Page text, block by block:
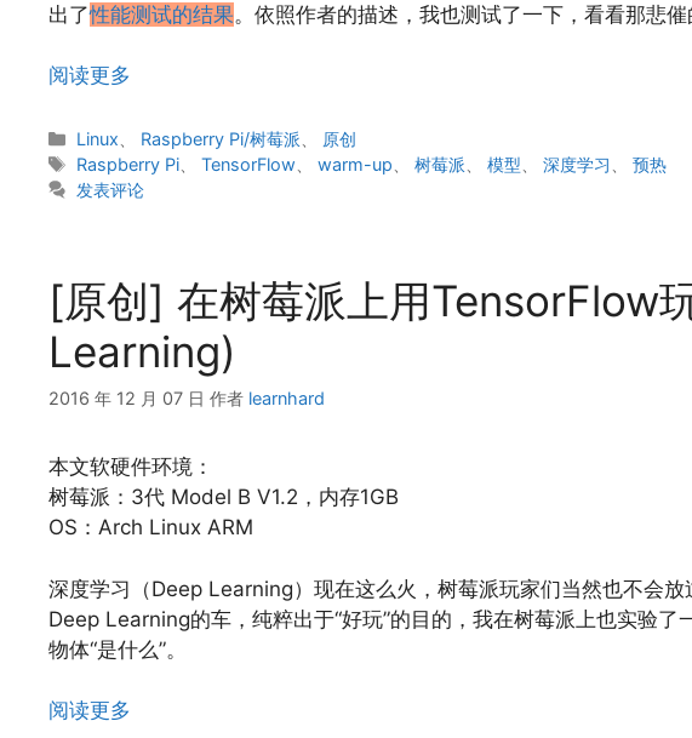
出了性能测试的结果。依照作者的描述，我也测试了一下，看看那悲
阅读更多
分
类
Linux Raspberry Pi/树莓派
原创
标
签
Raspberry Pi 、TensorFlow 、warm-up 、树莓派 、模型 、深度学习 、预热
发表评论
[原创] 在树莓派上用TensorFlow
Learning)
2016 年 12 月 07 日 作者 learnhard
本文软硬件环境：
树莓派：3代 Model B V1.2，内存1GB
OS：Arch Linux ARM
深度学习（Deep Learning）现在这么火，树莓派玩家们当然也不会
Deep Learning的车，纯粹出于“好玩”的目的，我在树莓派上也实验
物体“是什么”。
阅读更多